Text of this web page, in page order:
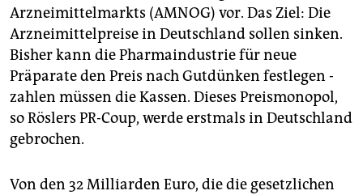
Arzneimittelmarkts (AMNOG) vor. Das Ziel: Die
Arzneimittelpreise in Deutschland sollen sinken.
Bisher kann die Pharmaindustrie für neue
Präparate den Preis nach Gutdünken festlegen -
zahlen müssen die Kassen. Dieses Preismonopol,
so Röslers PR-Coup, werde erstmals in Deutschland
gebrochen.
Von den 32 Milliarden Euro, die die gesetzlichen